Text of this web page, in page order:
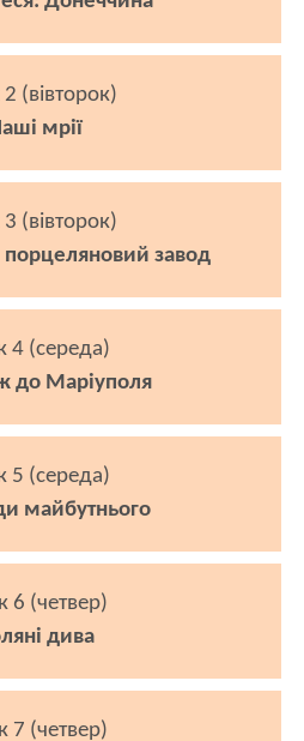
(вівторок)
мрії
(вівторок)
завод
4 (середа)
до Маріуполя
5 (середа)
майбутнього
6 (четвер)
дива
7 (четвер)